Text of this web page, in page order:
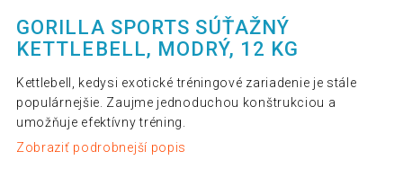
GORILLA SPORTS SÚŤAŽNÝ
KETTLEBELL, MODRÝ, 12 KG
Kettlebell, kedysi exotické tréningové zariadenie je stále
populárnejšie. Zaujme jednoduchou konštrukciou a
umožňuje efektívny tréning.
Zobraziť podrobnejší popis